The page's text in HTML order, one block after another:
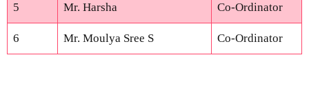
5 Mr. Harsha Co-Ordinator
6 Mr. Moulya Sree S Co-Ordinator